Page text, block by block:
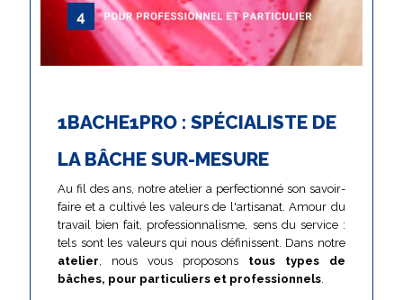
1BACHE1PRO : SPÉCIALISTE DE
LA BÂCHE SUR-MESURE
Au fil des ans, notre atelier a perfectionné son savoir-
faire et a cultivé les valeurs de l'artisanat. Amour du
travail bien fait, professionnalisme, sens du service :
tels sont les valeurs qui nous définissent. Dans notre
atelier , nous vous proposons tous types de
bâches, pour particuliers et professionnels